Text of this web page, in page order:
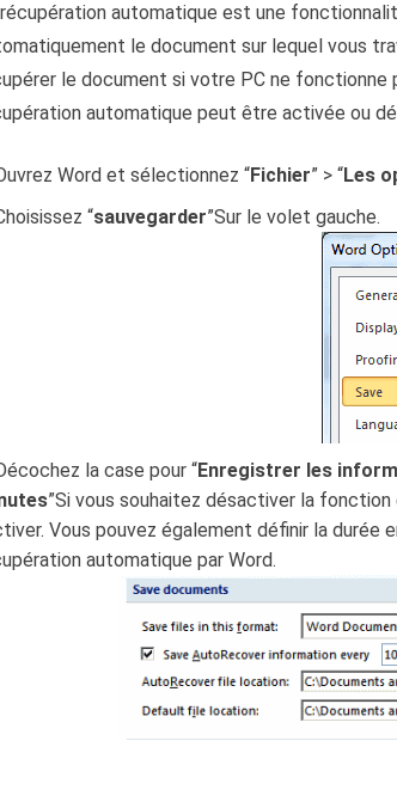
automatique est une
le document sur lequel vous
le document si votre PC ne
automatique peut être activée ou
Word et sélectionnez “Fichier” > “Les
“sauvegarder”Sur le volet gauche.
la case pour “Enregistrer les
”Si vous souhaitez désactiver la
Vous pouvez également définir la durée
automatique par Word.